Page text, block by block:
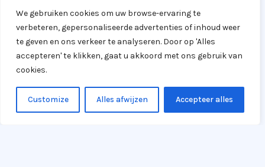
We gebruiken cookies om uw browse-ervaring te
verbeteren, gepersonaliseerde advertenties of inhoud weer
te geven en ons verkeer te analyseren. Door op 'Alles
accepteren' te klikken, gaat u akkoord met ons gebruik van
cookies.
Customize Alles afwijzen Accepteer alles
Navigatie
Home
Wat is logopedie
Wat doet een logopedist
Over ons